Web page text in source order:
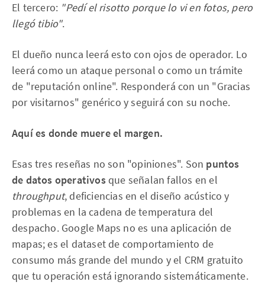
El tercero: "Pedí el risotto porque lo vi en fotos, pero
llegó tibio".
El dueño nunca leerá esto con ojos de operador. Lo
leerá como un ataque personal o como un trámite
de "reputación online". Responderá con un "Gracias
por visitarnos" genérico y seguirá con su noche.
Aquí es donde muere el margen.
Esas tres reseñas no son "opiniones". Son puntos
de datos operativosque señalan fallos en el
throughput, deficiencias en el diseño acústico y
problemas en la cadena de temperatura del
despacho. Google Maps no es una aplicación de
mapas; es el dataset de comportamiento de
consumo más grande del mundo y el CRM gratuito
que tu operación está ignorando sistemáticamente.